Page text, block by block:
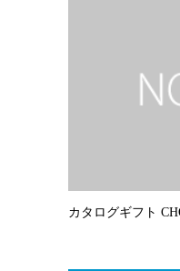
カタログギフト